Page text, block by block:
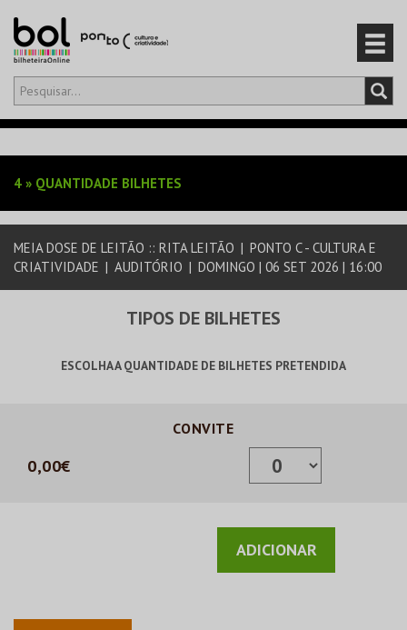
Olá,iniciar sessão
EVENTOS
CARTÕES
4 » QUANTIDADE BILHETES
MEIA DOSE DE LEITÃO :: RITA LEITÃO | PONTO C - CULTURA E
CRIATIVIDADE | AUDITÓRIO | DOMINGO | 06 SET 2026 | 16:00
TIPOS DE BILHETES
ESCOLHA A QUANTIDADE DE BILHETES PRETENDIDA
CONVITE
0,00€